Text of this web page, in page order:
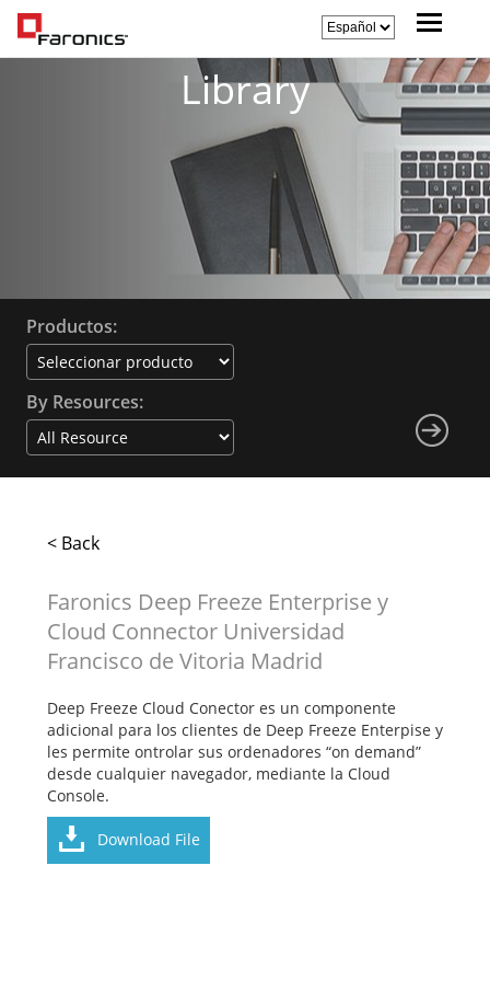
Library
Productos:
By Resources:
< Back
Faronics Deep Freeze Enterprise y
Cloud Connector Universidad
Francisco de Vitoria Madrid
Deep Freeze Cloud Conector es un componente
adicional para los clientes de Deep Freeze Enterpise y
les permite ontrolar sus ordenadores “on demand”
desde cualquier navegador, mediante la Cloud
Console.
Download File